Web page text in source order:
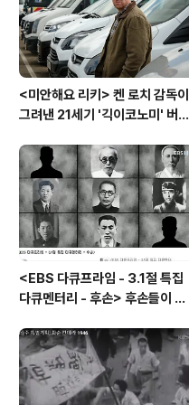
<미안해요 리키> 켄 로치 감독이
그려낸 21세기 '긱이코노미' 버전
<EBS 다큐프라임 - 3.1절 특집
다큐멘터리 - 후손> 후손들이 말
고 후손들이 짊어진 삶의 무게